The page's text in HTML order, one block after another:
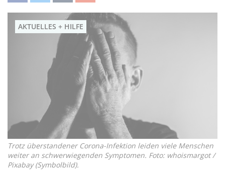
teilentwittern teilen teilen
AKTUELLES + HILFE
Trotz überstandener Corona-Infektion leiden viele Menschen
weiter an schwerwiegenden Symptomen. Foto: whoismargot /
Pixabay (Symbolbild).